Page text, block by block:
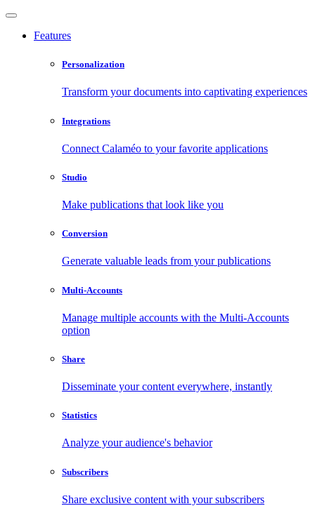
Features
Personalization
Transform your documents into captivating experiences
Integrations
Connect Calaméo to your favorite applications
Studio
Make publications that look like you
Conversion
Generate valuable leads from your publications
Multi-Accounts
Manage multiple accounts with the Multi-Accounts
option
Share
Disseminate your content everywhere, instantly
Statistics
Analyze your audience's behavior
Subscribers
Share exclusive content with your subscribers